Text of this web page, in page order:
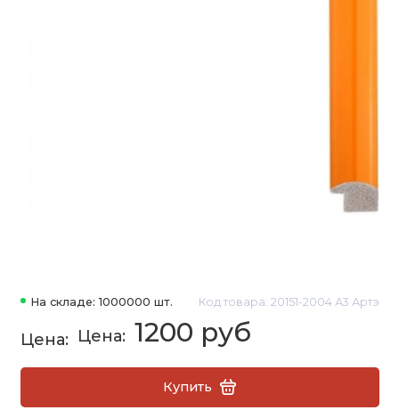
На складе: 1000000 шт. Код товара: 20151-2004 А3 Артэ
1200 руб
Купить